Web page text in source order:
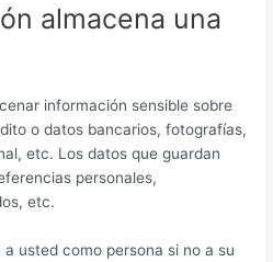
almacena una
información sensible sobre
o datos bancarios, fotografías,
etc. Los datos que guardan
personales,
etc.
usted como persona si no a su